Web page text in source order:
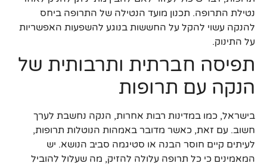
נטילת התרופה. תכנון מועד הנטילה של התרופה ביחס
להנקה עשוי להקל על החששות בנוגע להשפעות האפשריות
על התינוק.
תפיסה חברתית ותרבותית של
הנקה עם תרופות
בישראל, כמו במדינות רבות אחרות, הנקה נחשבת לערך
חשוב. עם זאת, כאשר מדובר באמהות הנוטלות תרופות,
לעיתים קיים חוסר הבנה או סטיגמה סביב הנושא. יש
המאמינים כי כל תרופה עלולה להזיק, מה שעלול להוביל